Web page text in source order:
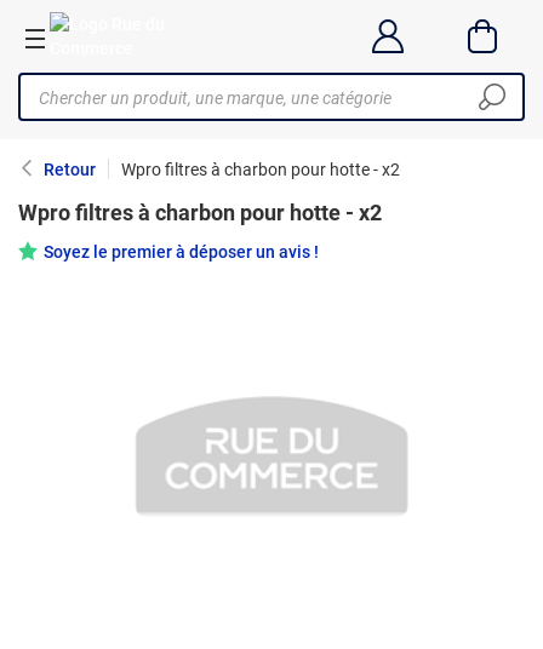
Retour Wpro filtres à charbon pour hotte - x2
Wpro filtres à charbon pour hotte - x2
Soyez le premier à déposer un avis !